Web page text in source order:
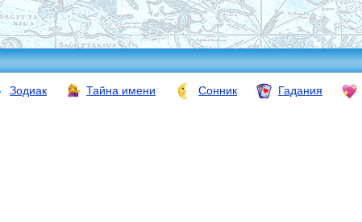
Зодиак Тайна имени Сонник Гадания